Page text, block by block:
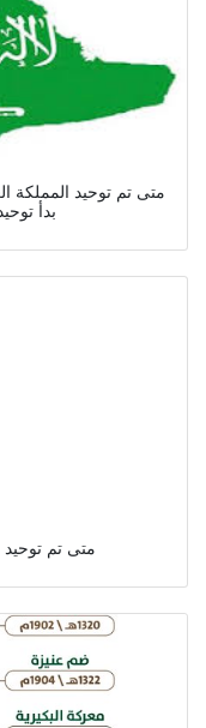
متى تم توحيد المملكة
بدأ
متى تم توحيد